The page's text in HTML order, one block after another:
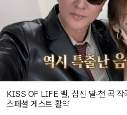
KISS OF LIFE 벨, 심신 딸·천 곡
스페셜 게스트 활약